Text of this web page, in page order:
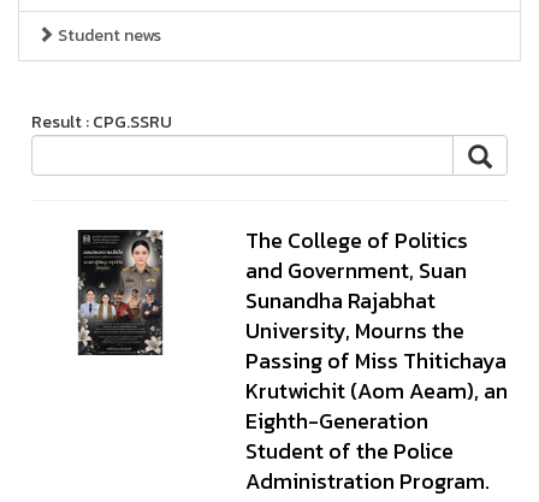
Student news
Result : CPG.SSRU
The College of Politics
and Government, Suan
Sunandha Rajabhat
University, Mourns the
Passing of Miss Thitichaya
Krutwichit (Aom Aeam), an
Eighth-Generation
Student of the Police
Administration Program.